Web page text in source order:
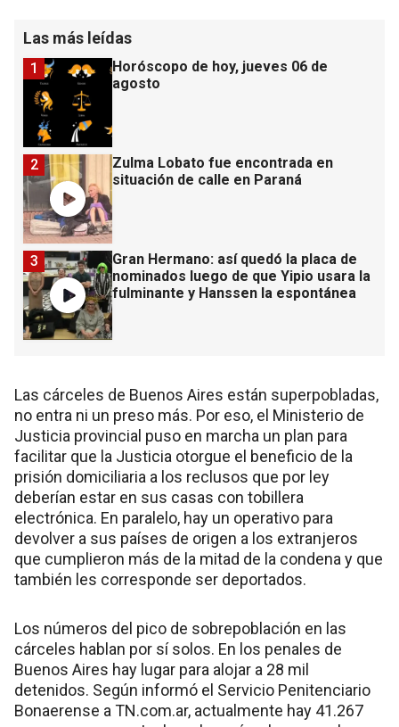
Las más leídas
Horóscopo de hoy, jueves 06 de
agosto
1
Zulma Lobato fue encontrada en
situación de calle en Paraná
2
Gran Hermano: así quedó la placa de
nominados luego de que Yipio usara la
fulminante y Hanssen la espontánea
3
Las cárceles de Buenos Aires están superpobladas,
no entra ni un preso más. Por eso, el Ministerio de
Justicia provincial puso en marcha un plan para
facilitar que la Justicia otorgue el beneficio de la
prisión domiciliaria a los reclusos que por ley
deberían estar en sus casas con tobillera
electrónica. En paralelo, hay un operativo para
devolver a sus países de origen a los extranjeros
que cumplieron más de la mitad de la condena y que
también les corresponde ser deportados.
Los números del pico de sobrepoblación en las
cárceles hablan por sí solos. En los penales de
Buenos Aires hay lugar para alojar a 28 mil
detenidos. Según informó el Servicio Penitenciario
Bonaerense a TN.com.ar, actualmente hay 41.267